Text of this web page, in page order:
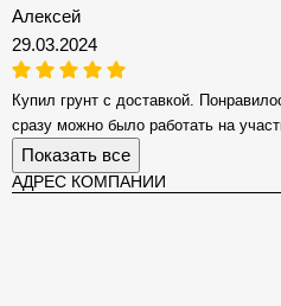
Алексей
29.03.2024
Купил грунт с доставкой.
сразу можно было работать на
Показать все
АДРЕС КОМПАНИИ